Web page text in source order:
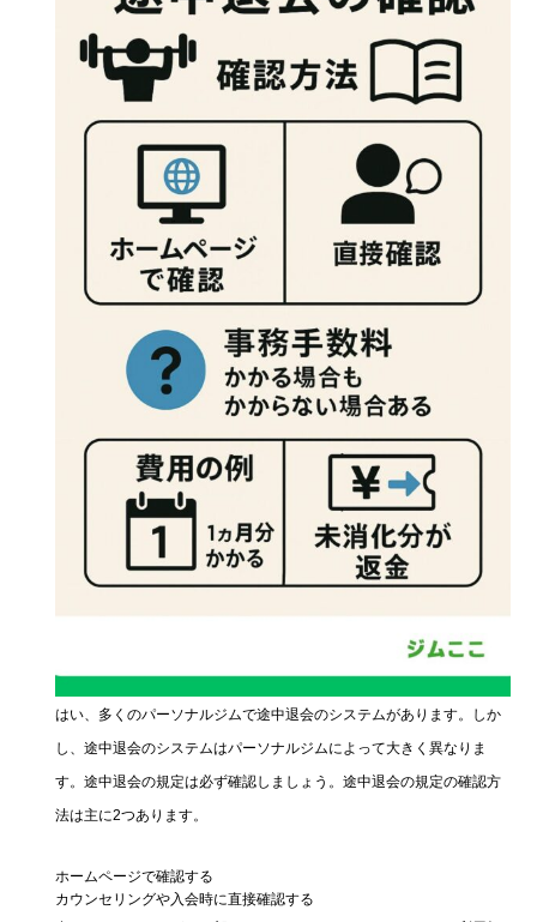
はい、多くのパーソナルジムで途中退会のシステムがあります。しか
し、途中退会のシステムはパーソナルジムによって大きく異なりま
す。途中退会の規定は必ず確認しましょう。途中退会の規定の確認方
法は主に2つあります。
ホームページで確認する
カウンセリングや入会時に直接確認する